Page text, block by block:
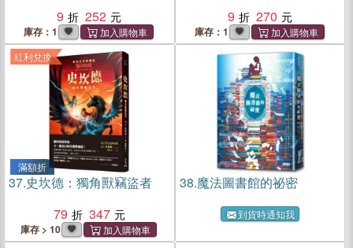
9
252
庫存：1
9
270
庫存：1
紅利兌換
滿額折
37.史坎德：獨角獸竊盜者
79
347
庫存 > 10
38.魔法圖書館的祕密
到貨時通知我